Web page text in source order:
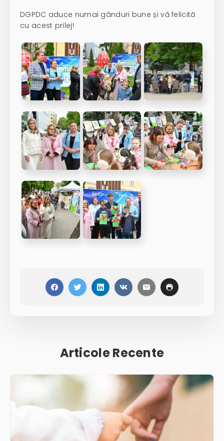
DGPDC aduce numai gânduri bune și vă felicită
cu acest prilej!
Articole Recente